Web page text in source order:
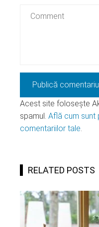
Acest site folosește
spamul. Află cum sunt
comentariilor tale.
RELATED POSTS